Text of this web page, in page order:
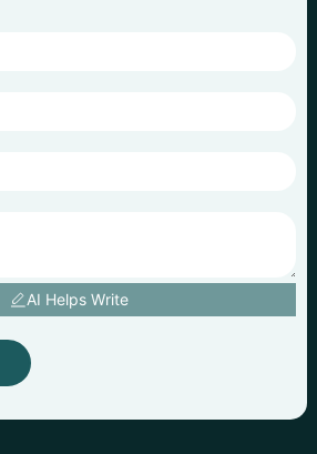
AI Helps Write